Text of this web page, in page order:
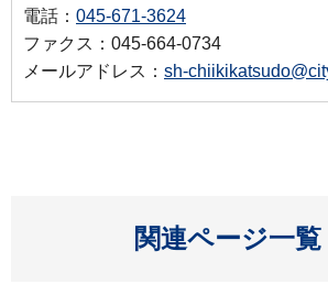
電話： 045-671-3624
ファクス：045-664-0734
メールアドレス： sh-
関連ページ一覧
開く